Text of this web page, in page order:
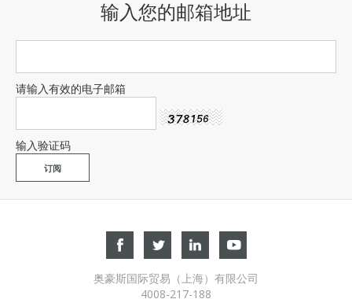
输入您的邮箱地址
请输入有效的电子邮箱
输入验证码
奥豪斯国际贸易（上海）有限公司
4008-217-188